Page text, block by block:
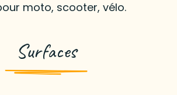
moto, scooter, vélo.
Surfaces